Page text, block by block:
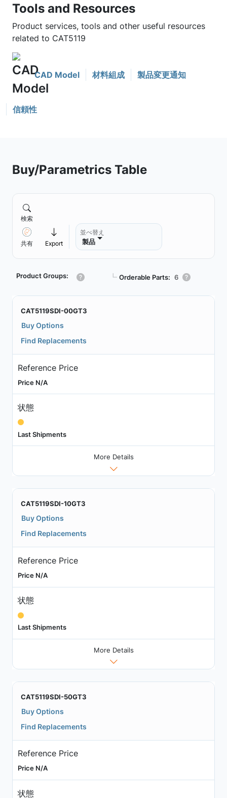
Tools and Resources
Product services, tools and other useful resources
related to CAT5119
CAD Model 材料組成 製品変更通知
信頼性
Buy/Parametrics Table
検索
共有 Export
並べ替え
製品
Product Groups: ┗ Orderable Parts: 6
CAT5119SDI-00GT3
Buy Options
Find Replacements
Reference Price
Price N/A
状態
Last Shipments
More Details
CAT5119SDI-10GT3
Buy Options
Find Replacements
Reference Price
Price N/A
状態
Last Shipments
More Details
CAT5119SDI-50GT3
Buy Options
Find Replacements
Reference Price
Price N/A
状態